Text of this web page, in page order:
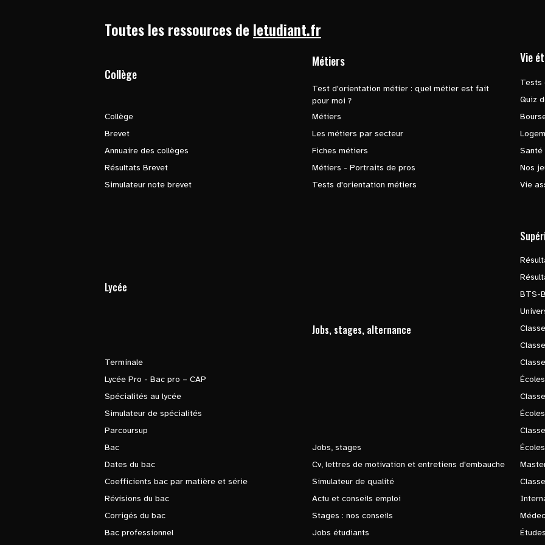
Toutes les ressources de letudiant.fr
Collège
Collège
Brevet
Annuaire des collèges
Résultats Brevet
Simulateur note brevet
Métiers
Test d'orientation métier : quel métier est fait
pour moi ?
Métiers
Les métiers par secteur
Fiches métiers
Métiers - Portraits de pros
Tests d'orientation métiers
Vie
Tests
Quiz
Santé
Nos
Vie
Lycée
Terminale
Lycée Pro - Bac pro – CAP
Spécialités au lycée
Simulateur de spécialités
Parcoursup
Bac
Dates du bac
Coefficients bac par matière et série
Révisions du bac
Corrigés du bac
Bac professionnel
Jobs, stages, alternance
Jobs, stages
Cv, lettres de motivation et entretiens d'embauche
Simulateur de qualité
Actu et conseils emploi
Stages : nos conseils
Jobs étudiants
BTS-